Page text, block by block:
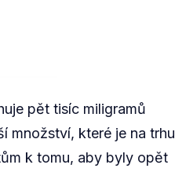
pět tisíc miligramů
množství, které je na trhu
k tomu, aby byly opět